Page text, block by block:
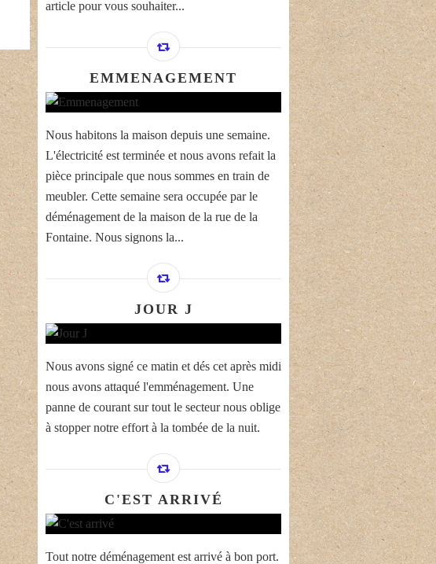
article pour vous souhaiter...
EMMENAGEMENT
Nous habitons la maison depuis une semaine.
L'électricité est terminée et nous avons refait la
pièce principale que nous sommes en train de
meubler. Cette semaine sera occupée par le
déménagement de la maison de la rue de la
Fontaine. Nous signons la...
JOUR J
Nous avons signé ce matin et dés cet après midi
nous avons attaqué l'emménagement. Une
panne de courant sur tout le secteur nous oblige
à stopper notre effort à la tombée de la nuit.
C'EST ARRIVÉ
Tout notre déménagement est arrivé à bon port.